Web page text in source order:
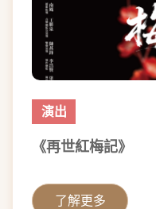
演出
《再世紅梅記》
了解更多